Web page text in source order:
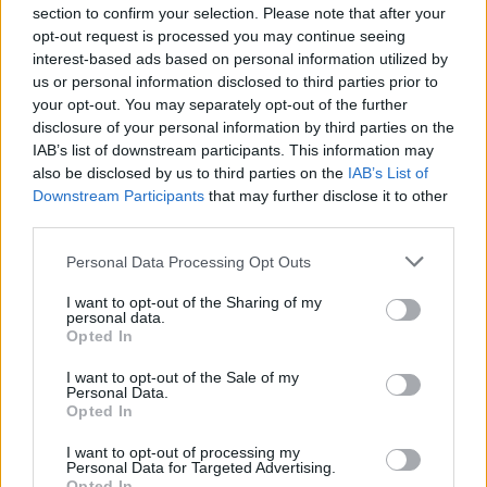
section to confirm your selection. Please note that after your
opt-out request is processed you may continue seeing
interest-based ads based on personal information utilized by
us or personal information disclosed to third parties prior to
your opt-out. You may separately opt-out of the further
disclosure of your personal information by third parties on the
IAB’s list of downstream participants. This information may
also be disclosed by us to third parties on the IAB’s List of
Downstream Participants that may further disclose it to other
Personal Data Processing Opt Outs
I want to opt-out of the Sharing of my
personal data.
Opted In
I want to opt-out of the Sale of my
Personal Data.
Opted In
I want to opt-out of processing my
Personal Data for Targeted Advertising.
Ojczyźnie, w sytuacji naznaczonej niepewnością?
– Tak jak najbardziej. W przewodniku, który otrzymają
polscy pielgrzymi na Światowy Dzień Młodzieży w
Lizbonie w ostatnim akapicie Słowa Wstępnego,
zaprosiłem ich do tego, by po powrocie z Lizbony
zapukali do drzwi swoich proboszczów i duszpasterzy
parafialnych i opowiedzieli im o tym doświadczeniu i
młodych. Z taką nadzieją ruszamy na Światowe Dni
Młodzieży. A wcześniej 17 czerwca, w najbliższą sobotę na
Jasnej Górze zawierzymy cały wyjazd polskiej delegacji
Matce Bożej na krajowym posłaniu do Lizbony.
Dziękuję.